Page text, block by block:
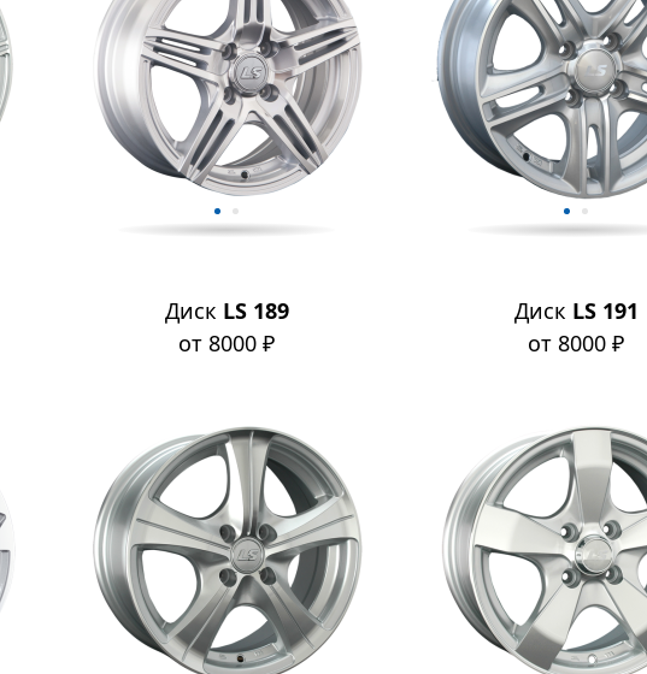
Диск LS 189
от 8000 ₽
Диск LS 191
от 8000 ₽